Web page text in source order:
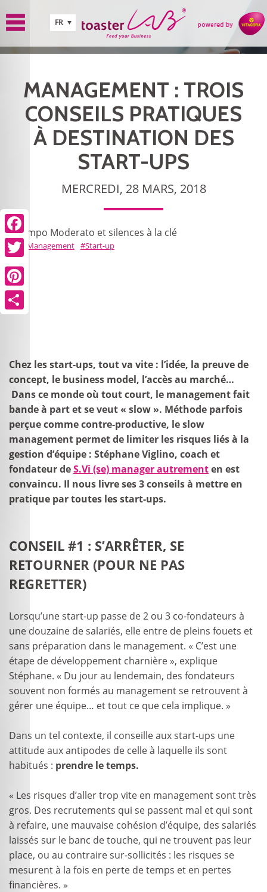
FR
MANAGEMENT : TROIS
CONSEILS PRATIQUES
À DESTINATION DES
START-UPS
MERCREDI, 28 MARS, 2018
Tempo Moderato et silences à la clé
Management Start-up
Chez les start-ups, tout va vite : l’idée, la preuve de
concept, le business model, l’accès au marché…
Dans ce monde où tout court, le management fait
bande à part et se veut « slow ». Méthode parfois
perçue comme contre-productive, le slow
management permet de limiter les risques liés à la
gestion d’équipe : Stéphane Viglino, coach et
fondateur deS.Vi (se) manager autrementen est
convaincu. Il nous livre ses 3 conseils à mettre en
pratique par toutes les start-ups.
CONSEIL #1 : S’ARRÊTER, SE
RETOURNER (POUR NE PAS
REGRETTER)
Lorsqu’une start-up passe de 2 ou 3 co-fondateurs à
une douzaine de salariés, elle entre de pleins fouets et
sans préparation dans le management. « C’est une
étape de développement charnière », explique
Stéphane. « Du jour au lendemain, des fondateurs
souvent non formés au management se retrouvent à
gérer une équipe… et tout ce que cela implique. »
Dans un tel contexte, il conseille aux start-ups une
attitude aux antipodes de celle à laquelle ils sont
habitués : prendre le temps.
« Les risques d’aller trop vite en management sont très
gros. Des recrutements qui se passent mal et qui sont
à refaire, une mauvaise cohésion d’équipe, des salariés
laissés sur le banc de touche, qui ne trouvent pas leur
place, ou au contraire sur-sollicités : les risques se
mesurent à la fois en perte de temps et en pertes
financières. »
Facebook
Twitter
Pinterest